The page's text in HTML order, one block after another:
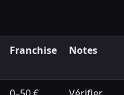
Franchise Notes